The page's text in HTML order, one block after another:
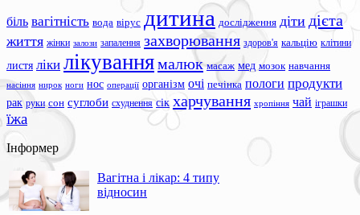
біль вагітність вода вірус дитина дослідження діти дієта
життя жінки залози запалення захворювання здоров'я кальцію клітини
листя ліки лікуваннямалюк масаж мед мозок навчання
насіння нирок ноги нос операції організм очі печінка пологи продукти
рак руки сон суглоби схуднення сік харчування хропіння чай іграшки
їжа
Інформер
Вагітна і лікар: 4 типу
відносин